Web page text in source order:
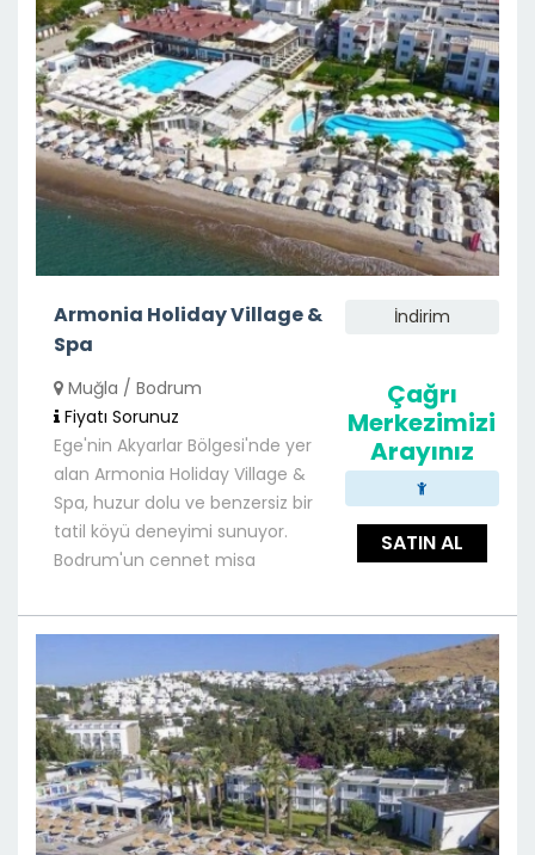
Armonia Holiday Village &
Spa
Muğla / Bodrum
Fiyatı Sorunuz
Ege'nin Akyarlar Bölgesi'nde yer
alan Armonia Holiday Village &
Spa, huzur dolu ve benzersiz bir
tatil köyü deneyimi sunuyor.
Bodrum'un cennet misa
İndirim
Çağrı
Merkezimizi
Arayınız
SATIN AL